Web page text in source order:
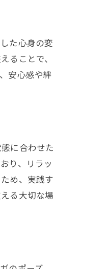
た心身の変
ることで、
安心感や絆
に合わせた
り、リラッ
め、実践す
る大切な場